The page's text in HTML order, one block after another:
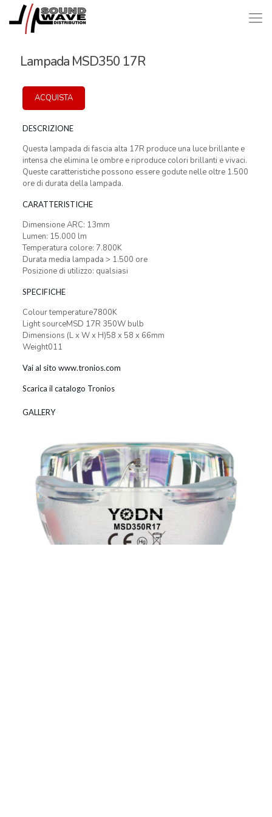
Lampada MSD350 17R
ACQUISTA
DESCRIZIONE
Questa lampada di fascia alta 17R produce una luce brillante e
intensa che elimina le ombre e riproduce colori brillanti e vivaci.
Queste caratteristiche possono essere godute nelle oltre 1.500
ore di durata della lampada.
CARATTERISTICHE
Dimensione ARC: 13mm
Lumen: 15.000 lm
Temperatura colore: 7.800K
Durata media lampada > 1.500 ore
Posizione di utilizzo: qualsiasi
SPECIFICHE
Colour temperature7800K
Light sourceMSD 17R 350W bulb
Dimensions (L x W x H)58 x 58 x 66mm
Weight011
Vai al sito www.tronios.com
Scarica il catalogo Tronios
GALLERY